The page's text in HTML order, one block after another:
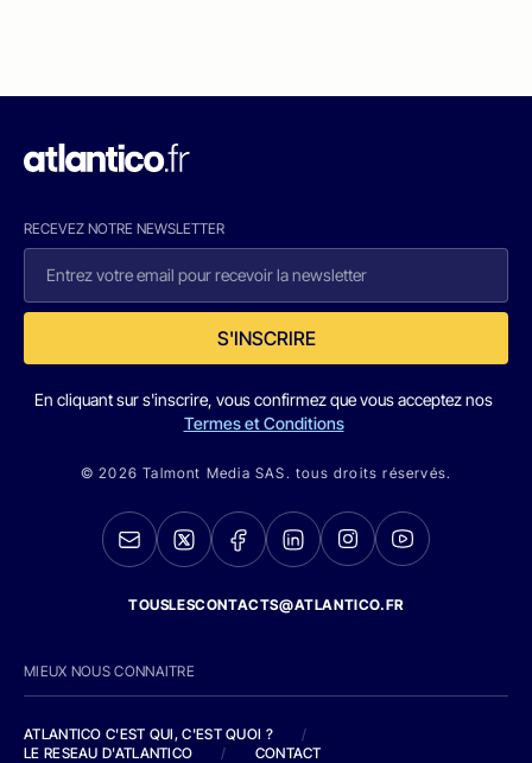
RECEVEZ NOTRE NEWSLETTER
S'INSCRIRE
En cliquant sur s'inscrire, vous confirmez que vous acceptez nos
Termes et Conditions
© 2026 Talmont Media SAS. tous droits réservés.
TOUSLESCONTACTS@ATLANTICO.FR
MIEUX NOUS CONNAITRE
ATLANTICO C'EST QUI, C'EST QUOI ?
/
LE RESEAU D'ATLANTICO
/ CONTACT